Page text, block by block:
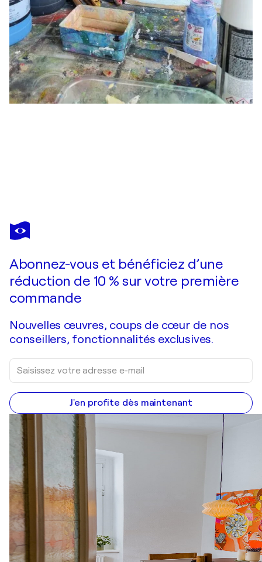
ALFONSO SÁNCHEZ
Bird, flower & plane
Abonnez-vous et bénéficiez d’une
réduction de 10 % sur votre première
commande
Nouvelles œuvres, coups de cœur de nos
conseillers, fonctionnalités exclusives.
J'en profite dès maintenant